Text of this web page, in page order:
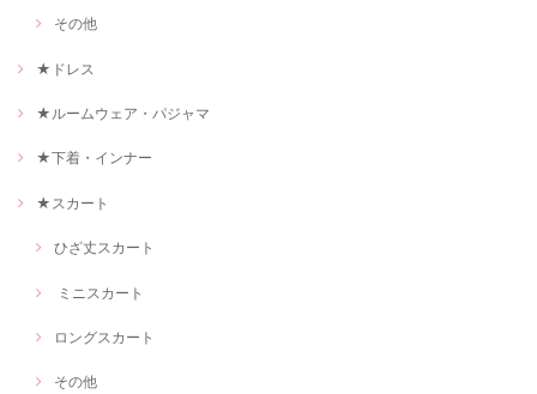
その他
★ドレス
★ルームウェア・パジャマ
★下着・インナー
★スカート
ひざ丈スカート
ミニスカート
ロングスカート
その他